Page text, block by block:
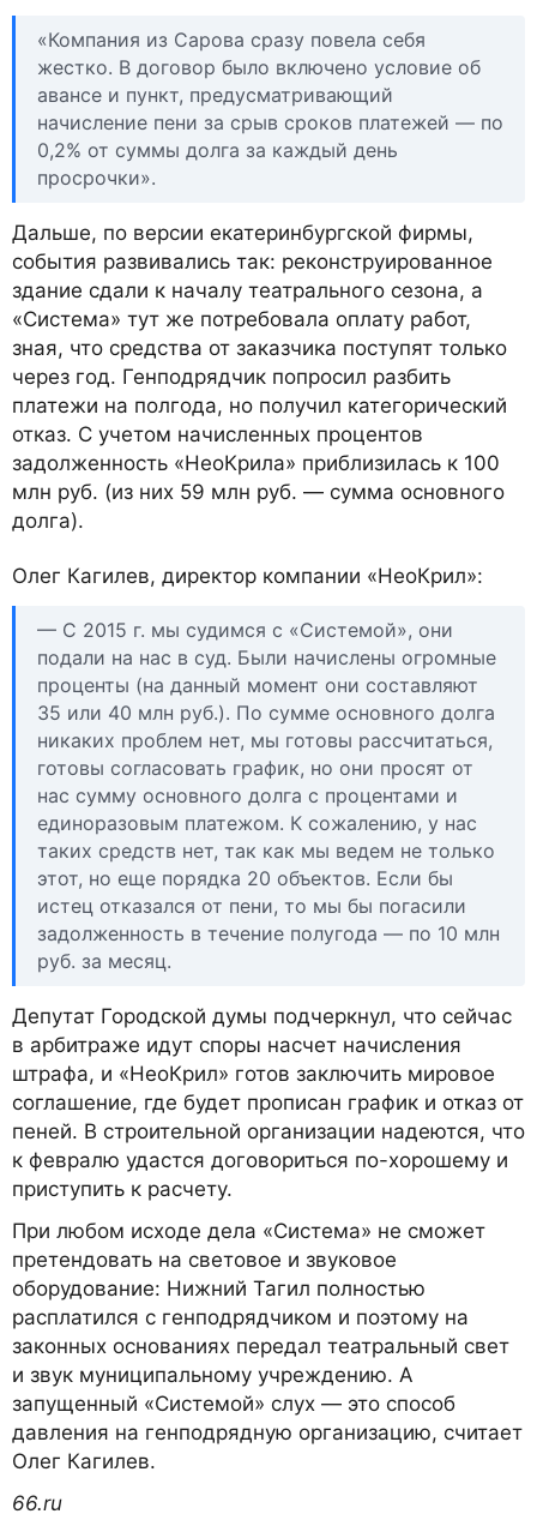
«Компания из Сарова сразу повела себя
жестко. В договор было включено условие об
авансе и пункт, предусматривающий
начисление пени за срыв сроков платежей — по
0,2% от суммы долга за каждый день
просрочки».
Дальше, по версии екатеринбургской фирмы,
события развивались так: реконструированное
здание сдали к началу театрального сезона, а
«Система» тут же потребовала оплату работ,
зная, что средства от заказчика поступят только
через год. Генподрядчик попросил разбить
платежи на полгода, но получил категорический
отказ. С учетом начисленных процентов
задолженность «НеоКрила» приблизилась к 100
млн руб. (из них 59 млн руб. — сумма основного
долга).
Олег Кагилев, директор компании «НеоКрил»:
— С 2015 г. мы судимся с «Системой», они
подали на нас в суд. Были начислены огромные
проценты (на данный момент они составляют
35 или 40 млн руб.). По сумме основного долга
никаких проблем нет, мы готовы рассчитаться,
готовы согласовать график, но они просят от
нас сумму основного долга с процентами и
единоразовым платежом. К сожалению, у нас
таких средств нет, так как мы ведем не только
этот, но еще порядка 20 объектов. Если бы
истец отказался от пени, то мы бы погасили
задолженность в течение полугода — по 10 млн
руб. за месяц.
Депутат Городской думы подчеркнул, что сейчас
в арбитраже идут споры насчет начисления
штрафа, и «НеоКрил» готов заключить мировое
соглашение, где будет прописан график и отказ от
пеней. В строительной организации надеются, что
к февралю удастся договориться по-хорошему и
приступить к расчету.
При любом исходе дела «Система» не сможет
претендовать на световое и звуковое
оборудование: Нижний Тагил полностью
расплатился с генподрядчиком и поэтому на
законных основаниях передал театральный свет
и звук муниципальному учреждению. А
запущенный «Системой» слух — это способ
давления на генподрядную организацию, считает
Олег Кагилев.
66.ru